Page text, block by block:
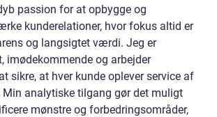
passion for at opbygge og
kunderelationer, hvor fokus altid er
og langsigtet værdi. Jeg er
imødekommende og arbejder
sikre, at hver kunde oplever service af
Min analytiske tilgang gør det muligt
mønstre og forbedringsområder,